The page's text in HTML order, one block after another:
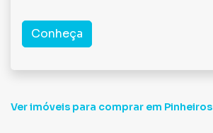
Conheça
Ver imóveis para comprar em Pinheiros